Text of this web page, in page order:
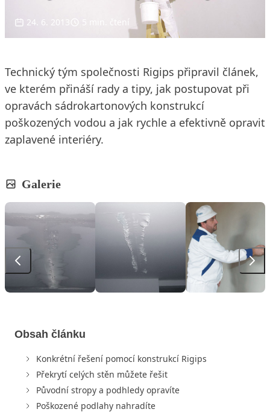
24. 6. 2013
Technický tým společnosti Rigips připravil článek,
ve kterém přináší rady a tipy, jak postupovat při
opravách sádrokartonových konstrukcí
poškozených vodou a jak rychle a efektivně opravit
zaplavené interiéry.
Galerie
Obsah článku
Konkrétní řešení pomocí konstrukcí Rigips
Překrytí celých stěn můžete řešit
Původní stropy a podhledy opravíte
Poškozené podlahy nahradíte